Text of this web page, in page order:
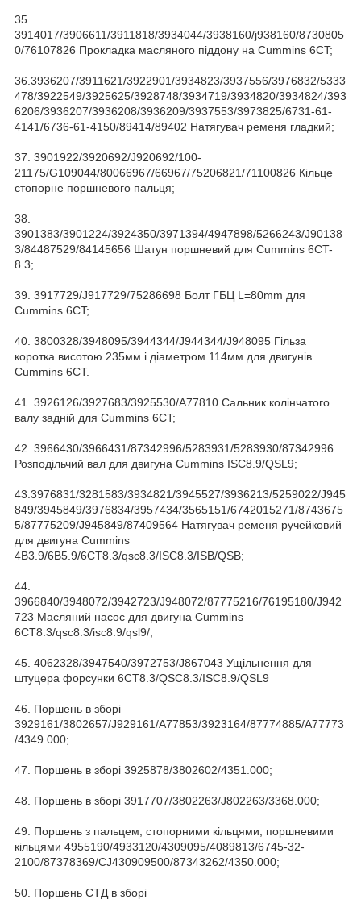
35.
3914017/3906611/3911818/3934044/3938160/j938160/8730805
0/76107826 Прокладка масляного піддону на Cummins 6CT;
36.3936207/3911621/3922901/3934823/3937556/3976832/5333
478/3922549/3925625/3928748/3934719/3934820/3934824/393
6206/3936207/3936208/3936209/3937553/3973825/6731-61-
4141/6736-61-4150/89414/89402 Натягувач ременя гладкий;
37. 3901922/3920692/J920692/100-
21175/G109044/80066967/66967/75206821/71100826 Кільце
стопорне поршневого пальця;
38.
3901383/3901224/3924350/3971394/4947898/5266243/J90138
3/84487529/84145656 Шатун поршневий для Cummins 6CT-
8.3;
39. 3917729/J917729/75286698 Болт ГБЦ L=80mm для
Cummins 6CT;
40. 3800328/3948095/3944344/J944344/J948095 Гільза
коротка висотою 235мм і діаметром 114мм для двигунів
Cummins 6CT.
41. 3926126/3927683/3925530/A77810 Сальник колінчатого
валу задній для Cummins 6CT;
42. 3966430/3966431/87342996/5283931/5283930/87342996
Розподільчий вал для двигуна Cummins ISC8.9/QSL9;
43.3976831/3281583/3934821/3945527/3936213/5259022/J945
849/3945849/3976834/3957434/3565151/6742015271/8743675
5/87775209/J945849/87409564 Натягувач ременя ручейковий
для двигуна Cummins
4B3.9/6B5.9/6CT8.3/qsc8.3/ISC8.3/ISB/QSB;
44.
3966840/3948072/3942723/J948072/87775216/76195180/J942
723 Масляний насос для двигуна Cummins
6CT8.3/qsc8.3/isc8.9/qsl9/;
45. 4062328/3947540/3972753/J867043 Ущільнення для
штуцера форсунки 6CT8.3/QSC8.3/ISC8.9/QSL9
46. Поршень в зборі
3929161/3802657/J929161/A77853/3923164/87774885/A77773
/4349.000;
47. Поршень в зборі 3925878/3802602/4351.000;
48. Поршень в зборі 3917707/3802263/J802263/3368.000;
49. Поршень з пальцем, стопорними кільцями, поршневими
кільцями 4955190/4933120/4309095/4089813/6745-32-
2100/87378369/CJ430909500/87343262/4350.000;
50. Поршень СТД в зборі